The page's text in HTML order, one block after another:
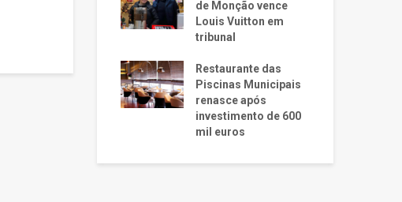
de Monção vence
Louis Vuitton em
tribunal
Restaurante das
Piscinas Municipais
renasce após
investimento de 600
mil euros